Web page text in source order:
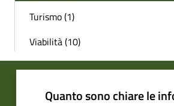
Turismo (1)
Viabilità (10)
Quanto sono chiare le